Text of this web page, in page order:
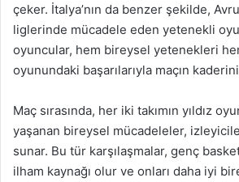
çeker. İtalya’nın da benzer şekilde,
liglerinde mücadele eden yetenekli
oyuncular, hem bireysel yetenekleri
oyunundaki başarılarıyla maçın
Maç sırasında, her iki takımın yıldız
yaşanan bireysel mücadeleler,
sunar. Bu tür karşılaşmalar, genç
ilham kaynağı olur ve onları daha iyi